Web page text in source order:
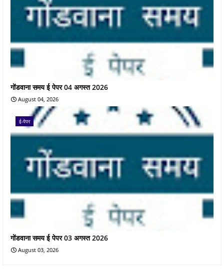
गोंडवाना समय ई पेपर 04 अगस्त 2026
August 04, 2026
ई-पेपर
गोंडवाना समय ई पेपर 03 अगस्त 2026
August 03, 2026